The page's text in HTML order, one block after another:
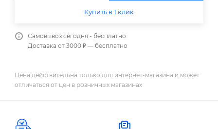
Купить в 1 клик
Самовывоз сегодня - бесплатно
Доставка от 3000 ₽ — бесплатно
Цена действительна только для интернет-магазина и может
отличаться от цен в розничных магазинах